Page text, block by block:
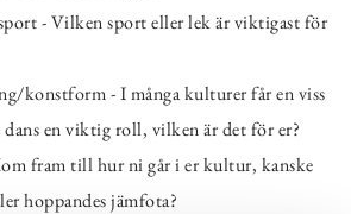
- Vilken sport eller lek är viktigast för
konstform - I många kulturer får en viss
dans en viktig roll, vilken är det för er?
fram till hur ni går i er kultur, kanske
hoppandes jämfota?